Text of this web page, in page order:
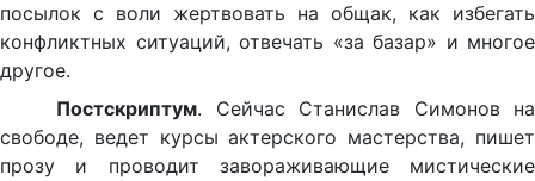
посылок с воли жертвовать на общак, как избегать
конфликтных ситуаций, отвечать «за базар» и многое
другое.
Постскриптум. Сейчас Станислав Симонов на
свободе, ведет курсы актерского мастерства, пишет
прозу и проводит завораживающие мистические